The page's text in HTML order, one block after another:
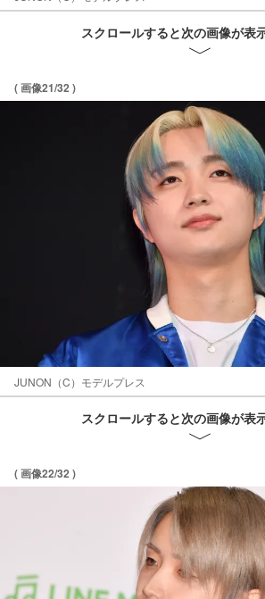
スクロールすると次の画像が表
( 画像21/32 )
JUNON（C）モデルプレス
スクロールすると次の画像が表
( 画像22/32 )